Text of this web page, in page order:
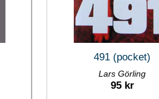
491 (pocket)
Lars Görling
95 kr